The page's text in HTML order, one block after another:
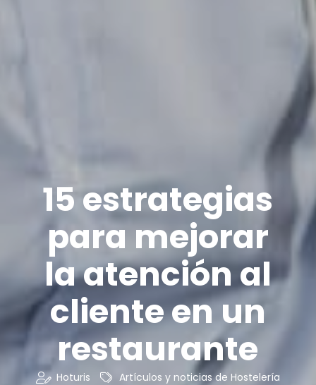
15 estrategias
para mejorar
la atención al
cliente en un
restaurante
Hoturis Artículos y noticias de Hostelería